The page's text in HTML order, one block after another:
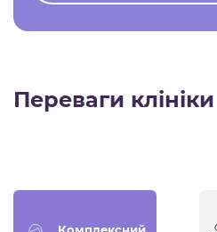
Переваги клініки
Комплексний